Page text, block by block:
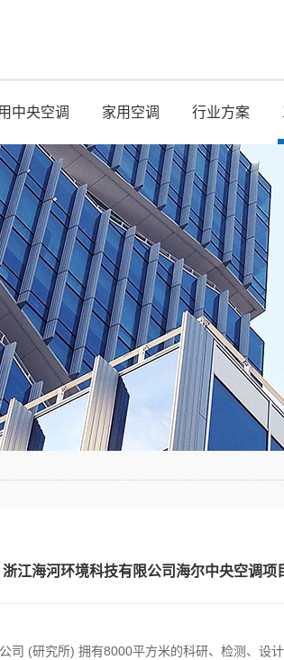
中央空调 家用空调 行业方案
浙江海河环境科技有限公司海尔中央空调项
司 (研究所) 拥有8000平方米的科研、检测、